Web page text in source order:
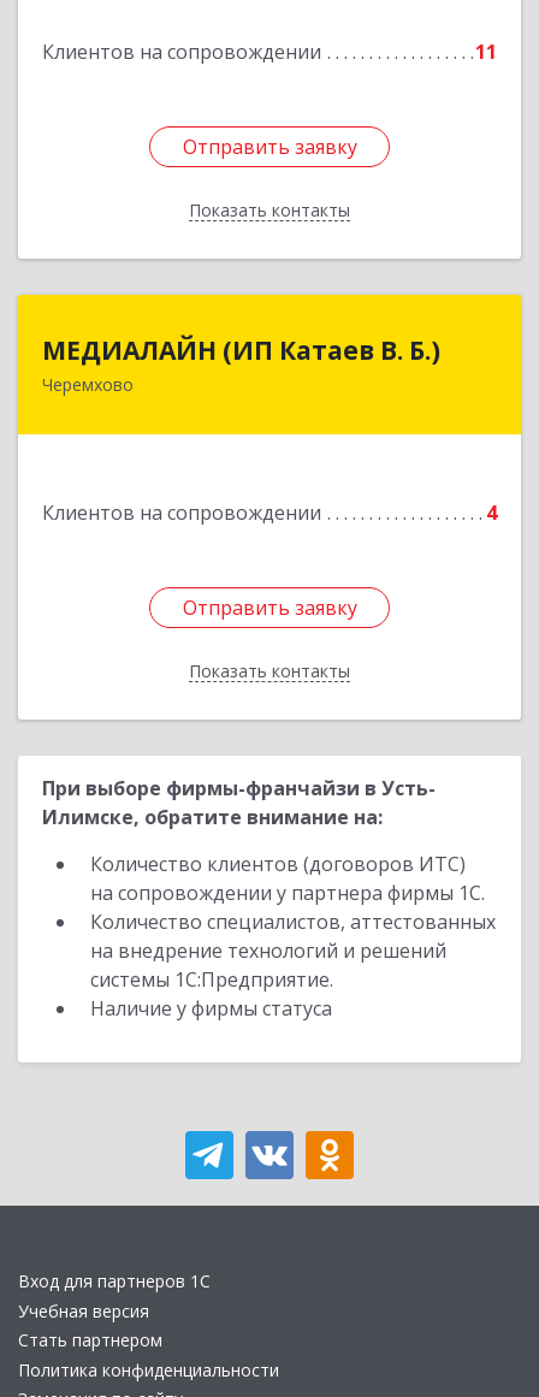
Клиентов на сопровождении 11
Отправить заявку
Показать контакты
Отправить заявку
Назад
МЕДИАЛАЙН (ИП Катаев В. Б.)
Черемхово
Клиентов на сопровождении 4
Отправить заявку
Показать контакты
МЕДИАЛАЙН (ИП Катаев В. Б.)
665413, Иркутская обл, Черемхово г, Ленина ул,
Отправить заявку
Назад
При выборе фирмы-франчайзи в Усть-
Илимске, обратите внимание на:
Количество клиентов (договоров ИТС)
на сопровождении у партнера фирмы 1С.
Количество специалистов, аттестованных
на внедрение технологий и решений
системы 1С:Предприятие.
Наличие у фирмы статуса
Вход для партнеров 1С
Учебная версия
Стать партнером
Политика конфиденциальности